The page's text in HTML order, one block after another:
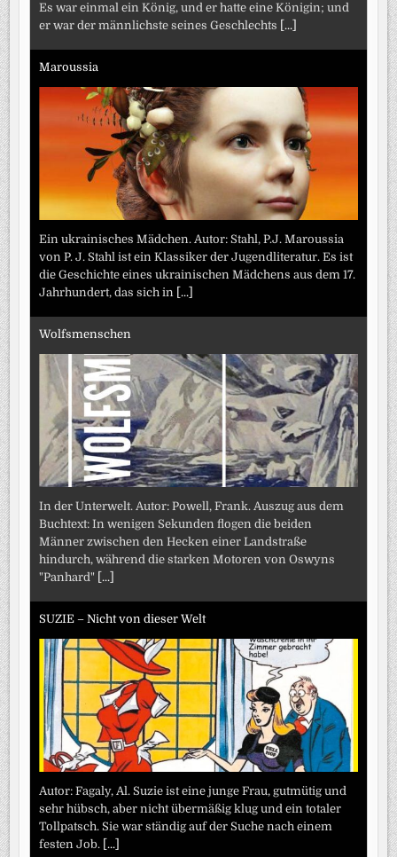
Es war einmal ein König, und er hatte eine Königin; und
er war der männlichste seines Geschlechts [...]
Maroussia
Ein ukrainisches Mädchen. Autor: Stahl, P.J. Maroussia
von P. J. Stahl ist ein Klassiker der Jugendliteratur. Es ist
die Geschichte eines ukrainischen Mädchens aus dem 17.
Jahrhundert, das sich in [...]
Wolfsmenschen
In der Unterwelt. Autor: Powell, Frank. Auszug aus dem
Buchtext: In wenigen Sekunden flogen die beiden
Männer zwischen den Hecken einer Landstraße
hindurch, während die starken Motoren von Oswyns
"Panhard" [...]
SUZIE – Nicht von dieser Welt
Autor: Fagaly, Al. Suzie ist eine junge Frau, gutmütig und
sehr hübsch, aber nicht übermäßig klug und ein totaler
Tollpatsch. Sie war ständig auf der Suche nach einem
festen Job. [...]